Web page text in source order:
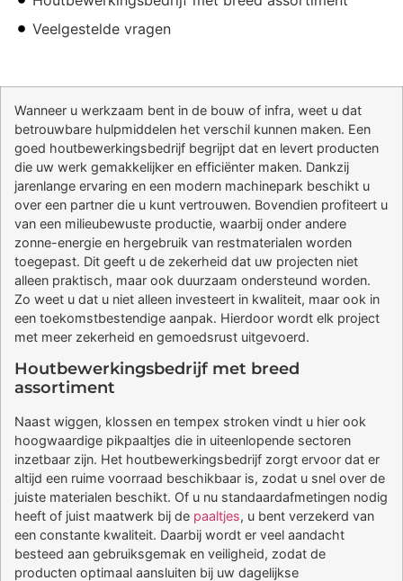
Veelgestelde vragen
Wanneer u werkzaam bent in de bouw of infra, weet u dat
betrouwbare hulpmiddelen het verschil kunnen maken. Een
goed houtbewerkingsbedrijf begrijpt dat en levert producten
die uw werk gemakkelijker en efficiënter maken. Dankzij
jarenlange ervaring en een modern machinepark beschikt u
over een partner die u kunt vertrouwen. Bovendien profiteert u
van een milieubewuste productie, waarbij onder andere
zonne-energie en hergebruik van restmaterialen worden
toegepast. Dit geeft u de zekerheid dat uw projecten niet
alleen praktisch, maar ook duurzaam ondersteund worden.
Zo weet u dat u niet alleen investeert in kwaliteit, maar ook in
een toekomstbestendige aanpak. Hierdoor wordt elk project
met meer zekerheid en gemoedsrust uitgevoerd.
Houtbewerkingsbedrijf met breed
assortiment
Naast wiggen, klossen en tempex stroken vindt u hier ook
hoogwaardige pikpaaltjes die in uiteenlopende sectoren
inzetbaar zijn. Het houtbewerkingsbedrijf zorgt ervoor dat er
altijd een ruime voorraad beschikbaar is, zodat u snel over de
juiste materialen beschikt. Of u nu standaardafmetingen nodig
heeft of juist maatwerk bij de paaltjes, u bent verzekerd van
een constante kwaliteit. Daarbij wordt er veel aandacht
besteed aan gebruiksgemak en veiligheid, zodat de
producten optimaal aansluiten bij uw dagelijkse